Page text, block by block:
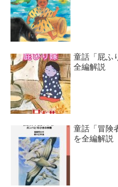
童話「屁ふ
全編解説
童話「冒険
を全編解説